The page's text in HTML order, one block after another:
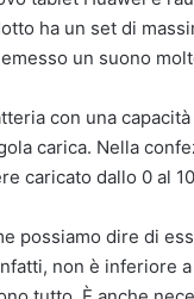
ha un set di
un suono
con una
carica. Nella
caricato dallo 0 al
possiamo dire di
non è inferiore